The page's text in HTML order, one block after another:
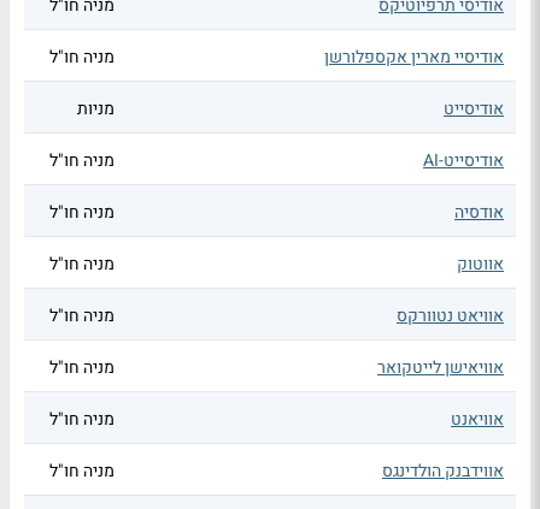
אודיסי תרפיוטיקס מניה חו"ל
אודיסיי מארין אקספלורשן מניה חו"ל
אודיסייט מניות
אודיסייט-AI מניה חו"ל
אודסיה מניה חו"ל
אווטוק מניה חו"ל
אוויאט נטוורקס מניה חו"ל
אוויאישן לייטקואר מניה חו"ל
אוויאנט מניה חו"ל
אווידבנק הולדינגס מניה חו"ל